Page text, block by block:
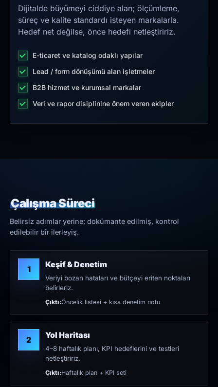
Dijitalde büyümeyi ciddiye alan; ölçümleme,
süreç ve kalite standardı isteyen markalarla.
Hedef net değilse, önce hedefi netleştiririz.
E-ticaret ve katalog odaklı yapılar
Lead / form dönüşümü alan işletmeler
B2B hizmet ve kurumsal markalar
Veri ve rapor disiplinine önem veren ekipler
Çalışma Süreci
Belirsiz adımlar yerine; dokümante edilmiş, kontrol
edilebilir bir ilerleyiş.
1 Keşif & Denetim
Veriyi bozan hataları ve bütçeyi eriten noktaları
belirleriz.
Çıktı:Öncelik listesi + kısa denetim notu
2 Yol Haritası
4–8 haftalık planı, KPI hedeflerini ve testleri
netleştiririz.
Çıktı:Haftalık plan + KPI seti